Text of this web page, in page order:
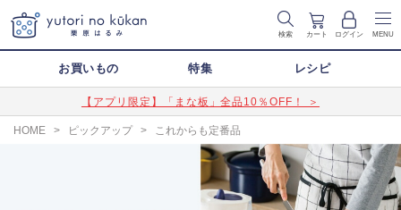
検索 カート ログイン MENU
お買いもの 特集 レシピ
【アプリ限定】「まな板」全品10％OFF！ ＞
HOME > ピックアップ > これからも定番品